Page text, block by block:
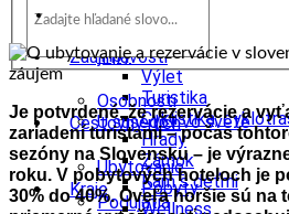
Tipy
Výlet
Turistika
Cyklistika,
Hrady
Zámok
Kam s deťmi
Podujatia
Zaujímavosti
Osobnosti
U susedov vo svete
Cestovný ruch
Ubytovanie
Pobyty
Wellness
Kraje
Je potvrdené, že rezervácie a
zariadení turistami – počas
sezóny na Slovensku – je
roku. V pobytovýchhoteloch je
30% do 40%. Oveľa horšie sú na